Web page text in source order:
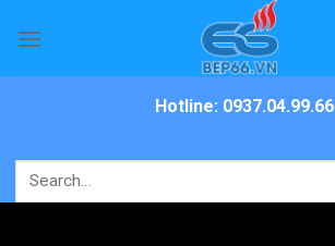
Hotline: 0937.04.99.66
Search
for: